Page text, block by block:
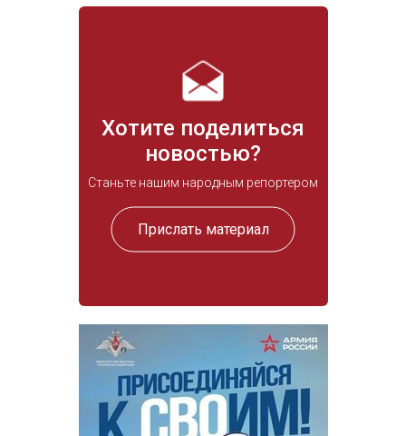
Хотите поделиться
новостью?
Станьте нашим народным репортером
Прислать материал